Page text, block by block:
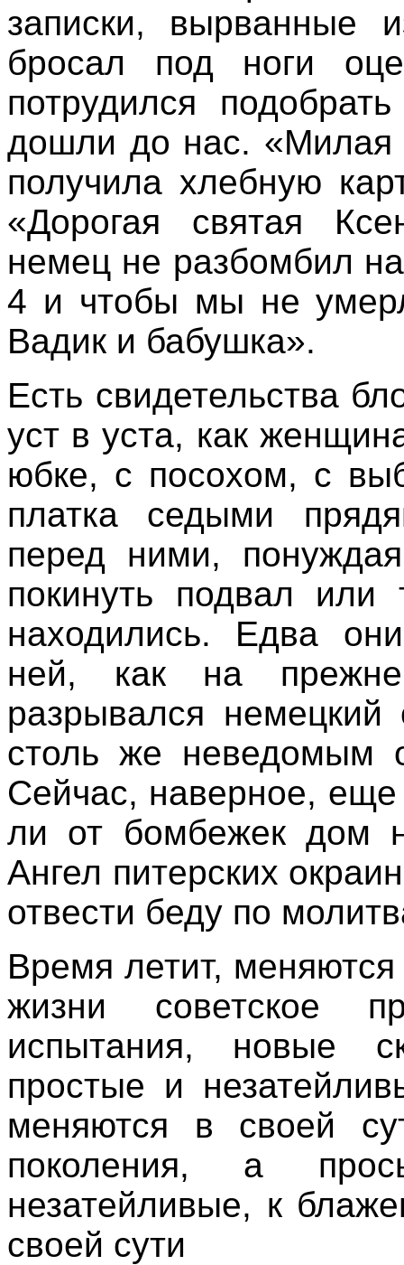
записки, вырванные
бросал под ноги
потрудился
дошли до нас. «Милая
получила хлебную
«Дорогая святая
немец не разбомбил
4 и чтобы мы не
Вадик и бабушка».
Есть свидетельства
уст в уста, как
юбке, с посохом, с
платка седыми
перед ними,
покинуть подвал
находились. Едва
ней, как на
разрывался
столь же неведомым
Сейчас, наверное,
ли от бомбежек дом
Ангел питерских
отвести беду по
Время летит,
жизни советское
испытания, новые
простые и
меняются в своей
поколения, а
незатейливые, к
своей сути